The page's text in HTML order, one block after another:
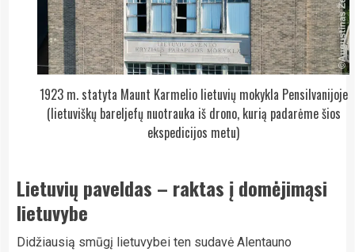
1923 m. statyta Maunt Karmelio lietuvių mokykla Pensilvanijoje
(lietuviškų bareljefų nuotrauka iš drono, kurią padarėme šios
ekspedicijos metu)
Lietuvių paveldas – raktas į domėjimąsi
lietuvybe
Didžiausią smūgį lietuvybei ten sudavė Alentauno